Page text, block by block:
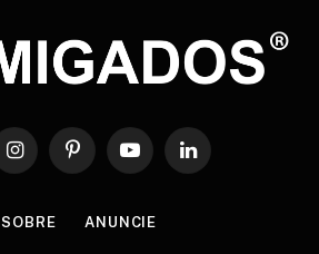
InstagramPinterestYouTubeLinkedIn
SOBRE ANUNCIE